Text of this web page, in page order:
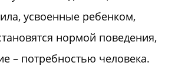
усвоенные ребенком,
нормой поведения,
– потребностью человека.